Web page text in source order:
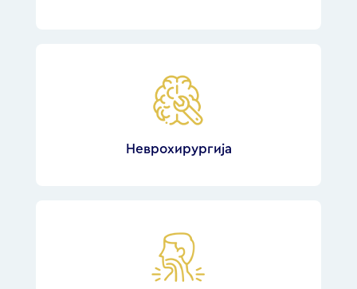
Неврохирургија